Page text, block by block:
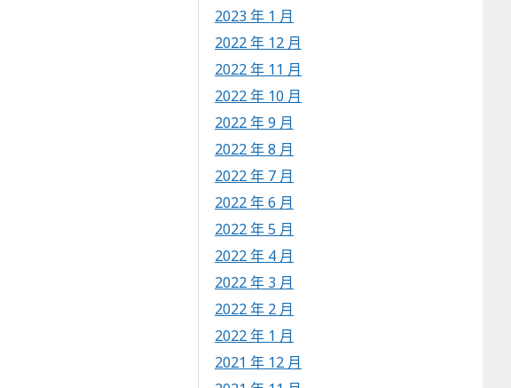
2023 年 1 月
2022 年 12 月
2022 年 11 月
2022 年 10 月
2022 年 9 月
2022 年 8 月
2022 年 7 月
2022 年 6 月
2022 年 5 月
2022 年 4 月
2022 年 3 月
2022 年 2 月
2022 年 1 月
2021 年 12 月